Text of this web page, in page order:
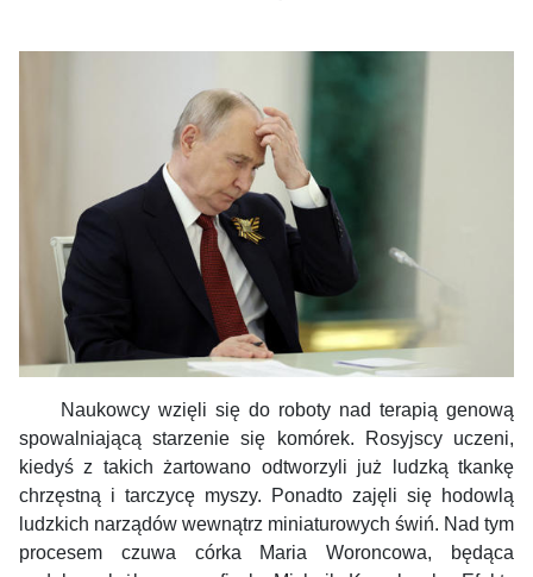
Naukowcy wzięli się do roboty nad terapią genową
spowalniającąstarzenie się komórek. Rosyjscy uczeni,
kiedyś z takich żartowano odtworzyli już ludzką tkankę
chrzęstną i tarczycę myszy. Ponadto zajęli się hodowlą
ludzkich narządów wewnątrz miniaturowych świń. Nad tym
procesem czuwa córka Maria Woroncowa, będąca